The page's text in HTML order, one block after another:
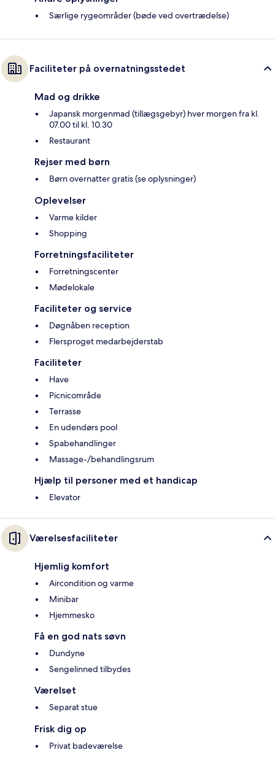
Særlige rygeområder (bøde ved overtrædelse)
Faciliteter på overnatningsstedet
Mad og drikke
Japansk morgenmad (tillægsgebyr) hver morgen fra kl.
07.00 til kl. 10.30
Restaurant
Rejser med børn
Børn overnatter gratis (se oplysninger)
Oplevelser
Varme kilder
Shopping
Forretningsfaciliteter
Forretningscenter
Mødelokale
Faciliteter og service
Døgnåben reception
Flersproget medarbejderstab
Faciliteter
Have
Picnicområde
Terrasse
En udendørs pool
Spabehandlinger
Massage-/behandlingsrum
Hjælp til personer med et handicap
Elevator
Værelsesfaciliteter
Hjemlig komfort
Aircondition og varme
Minibar
Hjemmesko
Få en god nats søvn
Dundyne
Sengelinned tilbydes
Værelset
Separat stue
Frisk dig op
Privat badeværelse